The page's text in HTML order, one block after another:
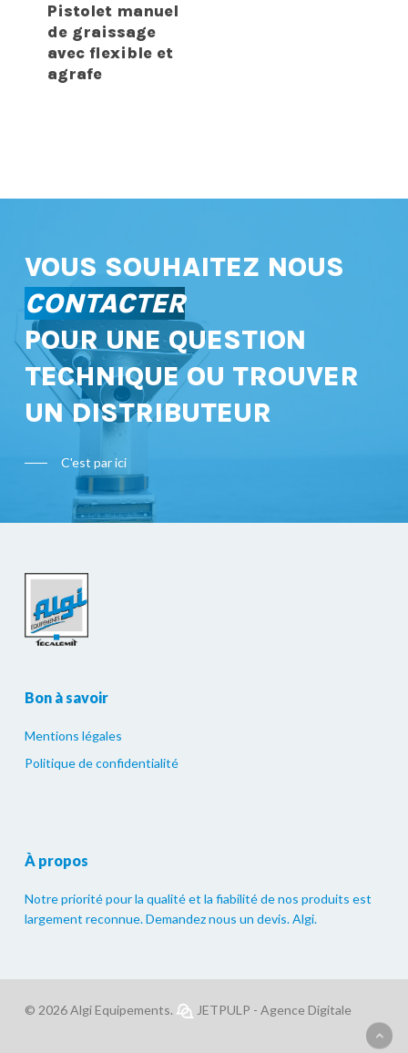
Pistolet manuel
de graissage
avec flexible et
agrafe
VOUS SOUHAITEZ NOUS
CONTACTER
POUR UNE QUESTION
TECHNIQUE OU TROUVER
UN DISTRIBUTEUR
C'est par ici
Bon à savoir
Mentions légales
Politique de confidentialité
À propos
Notre priorité pour la qualité et la fiabilité de nos produits est
largement reconnue. Demandez nous un devis. Algi.
© 2026 Algi Equipements. JETPULP - Agence Digitale